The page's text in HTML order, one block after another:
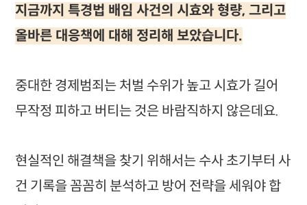
지금까지 특경법 배임 사건의 시효와 형량, 그리고
올바른 대응책에 대해 정리해 보았습니다.
중대한 경제범죄는 처벌 수위가 높고 시효가 길어
무작정 피하고 버티는 것은 바람직하지 않은데요.
현실적인 해결책을 찾기 위해서는 수사 초기부터 사
건 기록을 꼼꼼히 분석하고 방어 전략을 세워야 합